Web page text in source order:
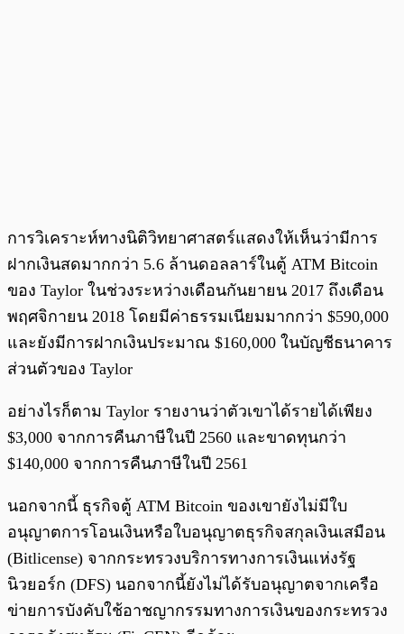
การวิเคราะห์ทางนิติวิทยาศาสตร์แสดงให้เห็นว่ามีการ
ฝากเงินสดมากกว่า 5.6 ล้านดอลลาร์ในตู้ ATM Bitcoin
ของ Taylor ในช่วงระหว่างเดือนกันยายน 2017 ถึงเดือน
พฤศจิกายน 2018 โดยมีค่าธรรมเนียมมากกว่า $590,000
และยังมีการฝากเงินประมาณ $160,000 ในบัญชีธนาคาร
ส่วนตัวของ Taylor
อย่างไรก็ตาม Taylor รายงานว่าตัวเขาได้รายได้เพียง
$3,000 จากการคืนภาษีในปี 2560 และขาดทุนกว่า
$140,000 จากการคืนภาษีในปี 2561
นอกจากนี้ ธุรกิจตู้ ATM Bitcoin ของเขายังไม่มีใบ
อนุญาตการโอนเงินหรือใบอนุญาตธุรกิจสกุลเงินเสมือน
(Bitlicense) จากกระทรวงบริการทางการเงินแห่งรัฐ
นิวยอร์ก (DFS) นอกจากนี้ยังไม่ได้รับอนุญาตจากเครือ
ข่ายการบังคับใช้อาชญากรรมทางการเงินของกระทรวง